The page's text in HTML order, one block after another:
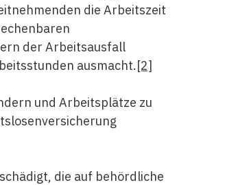
die Arbeitszeit
der Arbeitsausfall
ausmacht.[2]
und Arbeitsplätze zu
die auf behördliche